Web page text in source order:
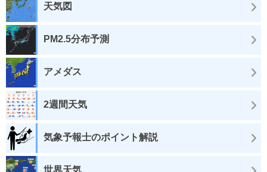
天気図
PM2.5分布予測
アメダス
2週間天気
気象予報士のポイント解説
世界天気